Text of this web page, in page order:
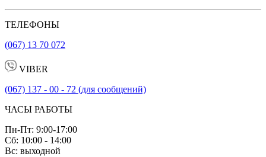
ТЕЛЕФОНЫ
(067) 13 70 072
VIBER
(067) 137 - 00 - 72 (для сообщений)
ЧАСЫ РАБОТЫ
Пн-Пт: 9:00-17:00
Сб: 10:00 - 14:00
Вс: выходной